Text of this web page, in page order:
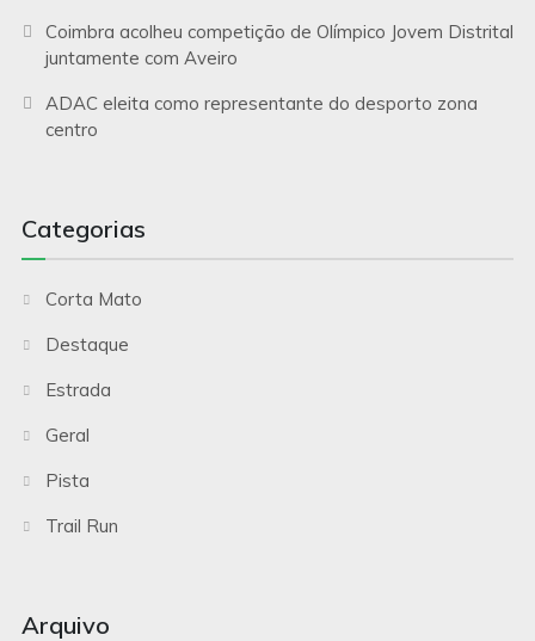
Coimbra acolheu competição de Olímpico Jovem Distrital
juntamente com Aveiro
ADAC eleita como representante do desporto zona
centro
Categorias
Corta Mato
Destaque
Estrada
Geral
Pista
Trail Run
Arquivo